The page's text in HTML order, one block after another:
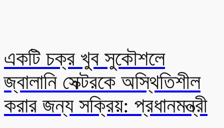
একটি চক্র খুব সুকৌশলে
জ্বালানি সেক্টরকে অস্থিতিশীল
করার জন্য সক্রিয়: প্রধানমন্ত্রী